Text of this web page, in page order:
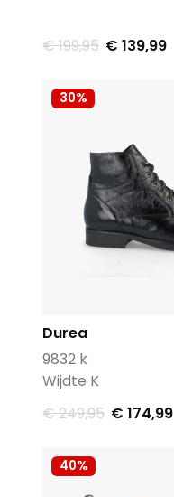
€ 199,95 € 139,99
30%
Durea
9832 k
Wijdte K
€ 249,95 € 174,99
40%